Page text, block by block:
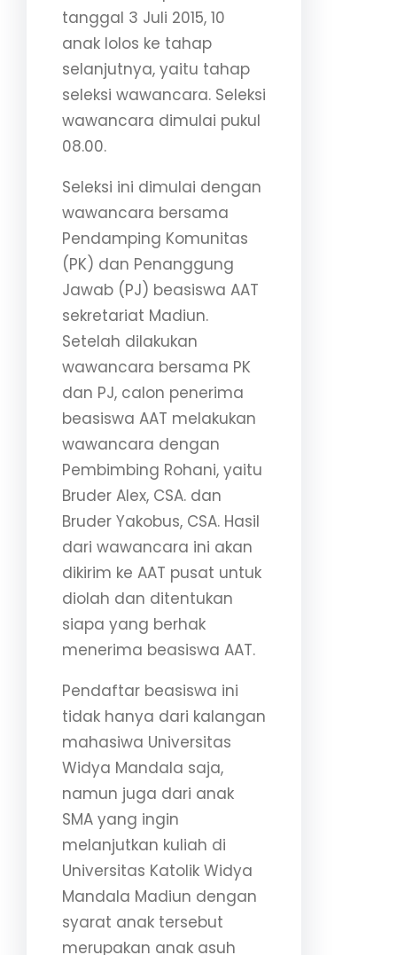
tanggal 3 Juli 2015, 10
anak lolos ke tahap
selanjutnya, yaitu tahap
seleksi wawancara. Seleksi
wawancara dimulai pukul
08.00.
Seleksi ini dimulai dengan
wawancara bersama
Pendamping Komunitas
(PK) dan Penanggung
Jawab (PJ) beasiswa AAT
sekretariat Madiun.
Setelah dilakukan
wawancara bersama PK
dan PJ, calon penerima
beasiswa AAT melakukan
wawancara dengan
Pembimbing Rohani, yaitu
Bruder Alex, CSA. dan
Bruder Yakobus, CSA. Hasil
dari wawancara ini akan
dikirim ke AAT pusat untuk
diolah dan ditentukan
siapa yang berhak
menerima beasiswa AAT.
Pendaftar beasiswa ini
tidak hanya dari kalangan
mahasiwa Universitas
Widya Mandala saja,
namun juga dari anak
SMA yang ingin
melanjutkan kuliah di
Universitas Katolik Widya
Mandala Madiun dengan
syarat anak tersebut
merupakan anak asuh